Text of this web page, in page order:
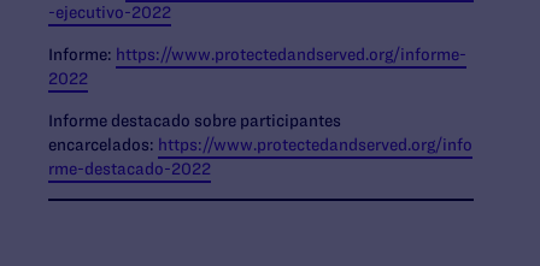
-ejecutivo-2022
Informe: https://www.protectedandserved.org/informe-
2022
Informe destacado sobre participantes
encarcelados: https://www.protectedandserved.org/info
rme-destacado-2022